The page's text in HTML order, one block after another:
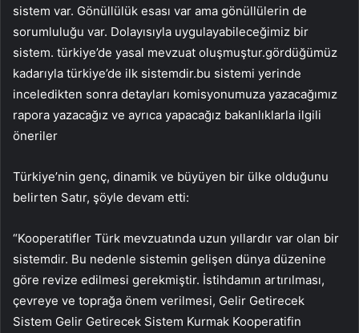
sistem var. Gönüllülük esası var ama gönüllülerin de
sorumluluğu var. Dolayısıyla uygulayabileceğimiz bir
sistem. türkiye’de yasal mevzuat oluşmuştur.gördüğümüz
kadarıyla türkiye’de ilk sistemdir.bu sistemi yerinde
inceledikten sonra detayları komisyonumuza yazacağımız
rapora yazacağız ve ayrıca yapacağız bakanlıklarla ilgili
öneriler
Türkiye’nin genç, dinamik ve büyüyen bir ülke olduğunu
belirten Satır, şöyle devam etti:
“Kooperatifler Türk mevzuatında uzun yıllardır var olan bir
sistemdir. Bu nedenle sistemin gelişen dünya düzenine
göre revize edilmesi gerekmiştir. İstihdamın artırılması,
çevreye ve toprağa önem verilmesi, Gelir Getirecek
Sistem Gelir Getirecek Sistem Kurmak Kooperatifin